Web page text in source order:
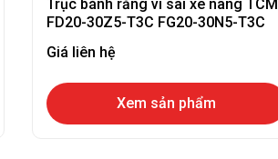
Trục bánh răng vi sai xe nâng TCM
FD20-30Z5-T3C FG20-30N5-T3C
Giá liên hệ
Xem sản phẩm